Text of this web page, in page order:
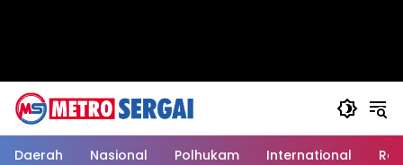
Daerah Nasional Polhukam International